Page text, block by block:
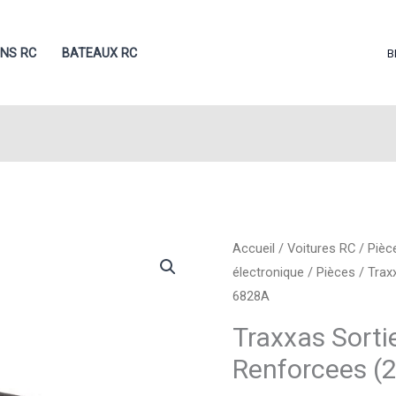
RC BATEAUX RC
Accueil /Voitures RC /
électronique /Pièces /
6828A
Traxxas
Renforcees